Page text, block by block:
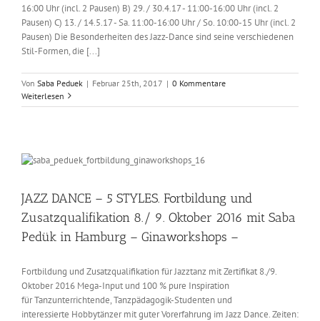
16:00 Uhr (incl. 2 Pausen) B) 29. / 30.4.17 - 11:00-16:00 Uhr (incl. 2
Pausen) C) 13. / 14.5.17 - Sa. 11:00-16:00 Uhr / So. 10:00-15 Uhr (incl. 2
Pausen) Die Besonderheiten des Jazz-Dance sind seine verschiedenen
Stil-Formen, die [...]
Von Saba Peduek | Februar 25th, 2017 | 0 Kommentare
Weiterlesen
JAZZ DANCE – 5 STYLES. Fortbildung und
Zusatzqualifikation 8./ 9. Oktober 2016 mit Saba
Pedük in Hamburg – Ginaworkshops –
Fortbildung und Zusatzqualifikation für Jazztanz mit Zertifikat 8./9.
Oktober 2016 Mega-Input und 100 % pure Inspiration
für Tanzunterrichtende, Tanzpädagogik-Studenten und
interessierte Hobbytänzer mit guter Vorerfahrung im Jazz Dance. Zeiten: